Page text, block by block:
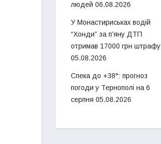
людей 06.08.2026
У Монастириськах водій
“Хонди” за п’яну ДТП
отримав 17000 грн штрафу
05.08.2026
Спека до +38°: прогноз
погоди у Тернополі на 6
серпня 05.08.2026